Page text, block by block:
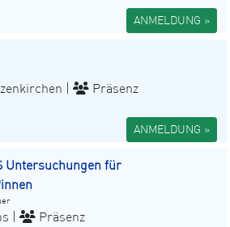
ANMELDUNG »
|
Präsenz
ANMELDUNG »
Untersuchungen für
|
Präsenz